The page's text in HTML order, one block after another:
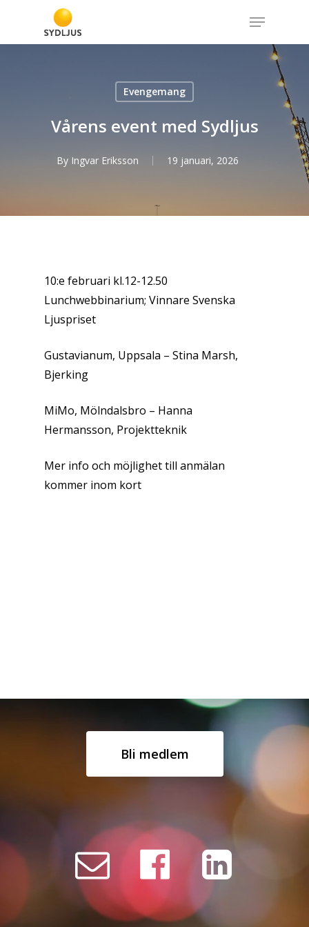
main
Menu
Evengemang
Vårens event med Sydljus
By Ingvar Eriksson 19 januari, 2026
10:e februari kl.12-12.50
Lunchwebbinarium; Vinnare Svenska
Ljuspriset
Gustavianum, Uppsala – Stina Marsh,
Bjerking
MiMo, Mölndalsbro – Hanna
Hermansson, Projektteknik
Mer info och möjlighet till anmälan
kommer inom kort
Bli medlem
Close
Menu